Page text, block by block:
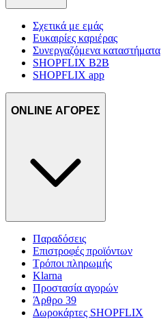
Σχετικά με εμάς
Ευκαιρίες καριέρας
Συνεργαζόμενα καταστήματα
SHOPFLIX B2B
SHOPFLIX app
ONLINE ΑΓΟΡΕΣ
Παραδόσεις
Επιστροφές προϊόντων
Τρόποι πληρωμής
Klarna
Προστασία αγορών
Άρθρο 39
Δωροκάρτες SHOPFLIX